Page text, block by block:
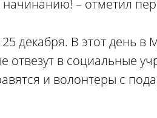
– отметил
декабря. В этот день в
отвезут в социальные
и волонтеры с